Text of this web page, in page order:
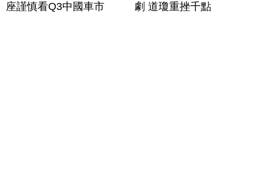
座謹慎看Q3中國車市
劇 道瓊重挫千點